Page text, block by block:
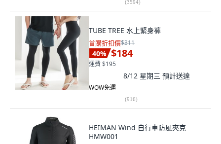
(3594)
TUBE TREE 水上緊身褲
首購折扣價$311
40% $184
運費 $195
8/12 星期三 預計送達
WOW免運
(916)
HEIMAN Wind 自行車防風夾克
HMW001